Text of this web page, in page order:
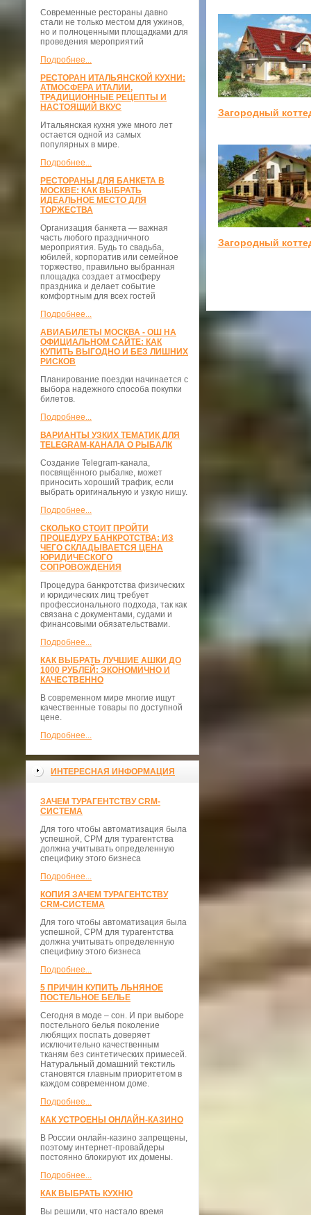
Современные рестораны давно
стали не только местом для ужинов,
но и полноценными площадками для
проведения мероприятий
Подробнее...
РЕСТОРАН ИТАЛЬЯНСКОЙ КУХНИ:
АТМОСФЕРА ИТАЛИИ,
ТРАДИЦИОННЫЕ РЕЦЕПТЫ И
НАСТОЯЩИЙ ВКУС
Итальянская кухня уже много лет
остается одной из самых
популярных в мире.
Подробнее...
РЕСТОРАНЫ ДЛЯ БАНКЕТА В
МОСКВЕ: КАК ВЫБРАТЬ
ИДЕАЛЬНОЕ МЕСТО ДЛЯ
ТОРЖЕСТВА
Организация банкета — важная
часть любого праздничного
мероприятия. Будь то свадьба,
юбилей, корпоратив или семейное
торжество, правильно выбранная
площадка создает атмосферу
праздника и делает событие
комфортным для всех гостей
Подробнее...
АВИАБИЛЕТЫ МОСКВА - ОШ НА
ОФИЦИАЛЬНОМ САЙТЕ: КАК
КУПИТЬ ВЫГОДНО И БЕЗ ЛИШНИХ
РИСКОВ
Планирование поездки начинается с
выбора надежного способа покупки
билетов.
Подробнее...
ВАРИАНТЫ УЗКИХ ТЕМАТИК ДЛЯ
TELEGRAM-КАНАЛА О РЫБАЛК
Создание Telegram-канала,
посвящённого рыбалке, может
приносить хороший трафик, если
выбрать оригинальную и узкую нишу.
Подробнее...
СКОЛЬКО СТОИТ ПРОЙТИ
ПРОЦЕДУРУ БАНКРОТСТВА: ИЗ
ЧЕГО СКЛАДЫВАЕТСЯ ЦЕНА
ЮРИДИЧЕСКОГО
СОПРОВОЖДЕНИЯ
Процедура банкротства физических
и юридических лиц требует
профессионального подхода, так как
связана с документами, судами и
финансовыми обязательствами.
Подробнее...
КАК ВЫБРАТЬ ЛУЧШИЕ АШКИ ДО
1000 РУБЛЕЙ: ЭКОНОМИЧНО И
КАЧЕСТВЕННО
В современном мире многие ищут
качественные товары по доступной
цене.
Подробнее...
ИНТЕРЕСНАЯ ИНФОРМАЦИЯ
ЗАЧЕМ ТУРАГЕНТСТВУ CRM-
СИСТЕМА
Для того чтобы автоматизация была
успешной, СРМ для турагентства
должна учитывать определенную
специфику этого бизнеса
Подробнее...
КОПИЯ ЗАЧЕМ ТУРАГЕНТСТВУ
CRM-СИСТЕМА
Для того чтобы автоматизация была
успешной, СРМ для турагентства
должна учитывать определенную
специфику этого бизнеса
Подробнее...
5 ПРИЧИН КУПИТЬ ЛЬНЯНОЕ
ПОСТЕЛЬНОЕ БЕЛЬЕ
Сегодня в моде – сон. И при выборе
постельного белья поколение
любящих поспать доверяет
исключительно качественным
тканям без синтетических примесей.
Натуральный домашний текстиль
становятся главным приоритетом в
каждом современном доме.
Подробнее...
КАК УСТРОЕНЫ ОНЛАЙН-КАЗИНО
В России онлайн-казино запрещены,
поэтому интернет-провайдеры
постоянно блокируют их домены.
Подробнее...
КАК ВЫБРАТЬ КУХНЮ
Вы решили, что настало время
Загородный
Загородный